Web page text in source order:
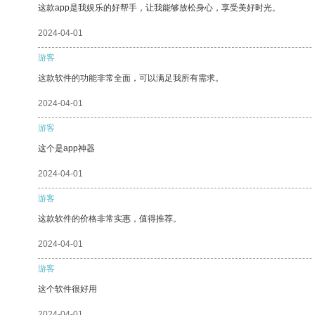
这款app是我娱乐的好帮手，让我能够放松身心，享受美好时光。
2024-04-01
游客
这款软件的功能非常全面，可以满足我所有需求。
2024-04-01
游客
这个是app神器
2024-04-01
游客
这款软件的价格非常实惠，值得推荐。
2024-04-01
游客
这个软件很好用